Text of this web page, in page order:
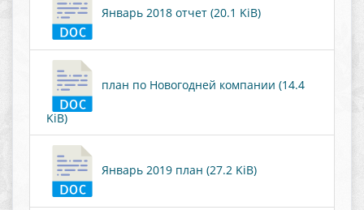
Январь 2018 отчет (20.1 KiB)
план по Новогодней компании (14.4
KiB)
Январь 2019 план (27.2 KiB)